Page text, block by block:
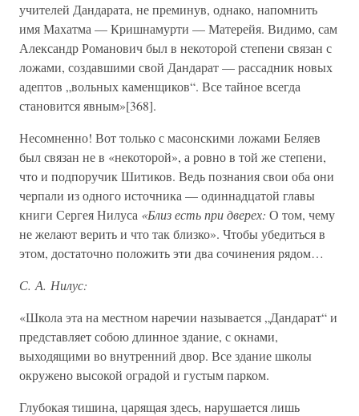
учителей Дандарата, не преминув, однако, напомнить
имя Махатма — Кришнамурти — Матерейя. Видимо, сам
Александр Романович был в некоторой степени связан с
ложами, создавшими свой Дандарат — рассадник новых
адептов „вольных каменщиков“. Все тайное всегда
становится явным»[368].
Несомненно! Вот только с масонскими ложами Беляев
был связан не в «некоторой», а ровно в той же степени,
что и подпоручик Шитиков. Ведь познания свои оба они
черпали из одного источника — одиннадцатой главы
книги Сергея Нилуса «Близ есть при дверех: О том, чему
не желают верить и что так близко». Чтобы убедиться в
этом, достаточно положить эти два сочинения рядом…
С. А. Нилус:
«Школа эта на местном наречии называется „Дандарат“ и
представляет собою длинное здание, с окнами,
выходящими во внутренний двор. Все здание школы
окружено высокой оградой и густым парком.
Глубокая тишина, царящая здесь, нарушается лишь